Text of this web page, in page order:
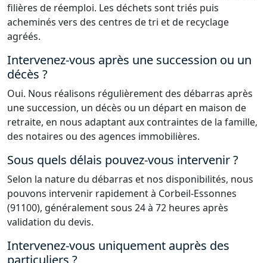
filières de réemploi. Les déchets sont triés puis
acheminés vers des centres de tri et de recyclage
agréés.
Intervenez-vous après une succession ou un
décès ?
Oui. Nous réalisons régulièrement des débarras après
une succession, un décès ou un départ en maison de
retraite, en nous adaptant aux contraintes de la famille,
des notaires ou des agences immobilières.
Sous quels délais pouvez-vous intervenir ?
Selon la nature du débarras et nos disponibilités, nous
pouvons intervenir rapidement à Corbeil-Essonnes
(91100), généralement sous 24 à 72 heures après
validation du devis.
Intervenez-vous uniquement auprès des
particuliers ?